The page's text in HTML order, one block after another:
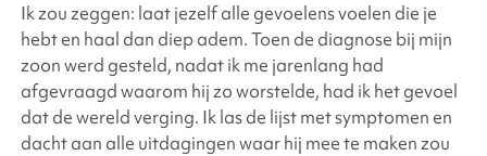
Ik zou zeggen: laat jezelf alle gevoelens voelen die je
hebt en haal dan diep adem. Toen de diagnose bij mijn
zoon werd gesteld, nadat ik me jarenlang had
afgevraagd waarom hij zo worstelde, had ik het gevoel
dat de wereld verging. Ik las de lijst met symptomen en
dacht aan alle uitdagingen waar hij mee te maken zou